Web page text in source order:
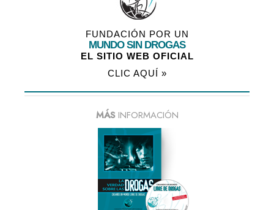
FUNDACIÓN POR UN
MUNDO SIN DROGAS
EL SITIO WEB OFICIAL
CLIC AQUÍ »
MÁSINFORMACIÓN